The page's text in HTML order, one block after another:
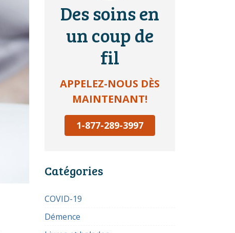
Des soins en
un coup de
fil
APPELEZ-NOUS DÈS
MAINTENANT!
1-877-289-3997
Catégories
COVID-19
Démence